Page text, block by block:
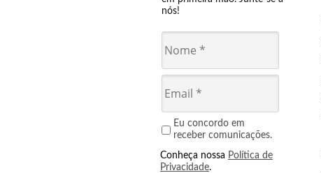
nós!
Eu concordo em
receber comunicações.
Conheça nossa Política de
Privacidade.